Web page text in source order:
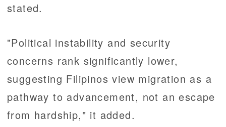
stated.
"Political instability and security
concerns rank significantly lower,
suggesting Filipinos view migration as a
pathway to advancement, not an escape
from hardship," it added.